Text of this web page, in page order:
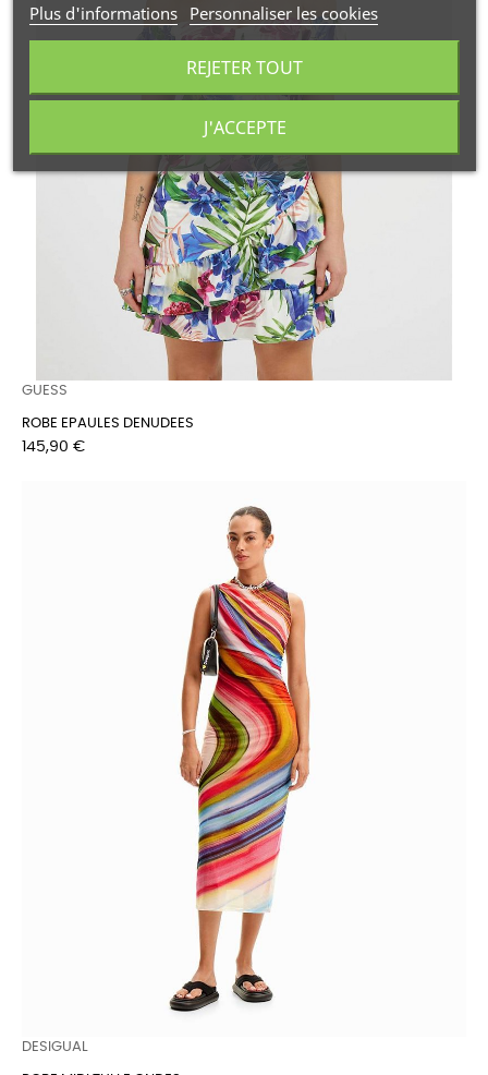
GUESS
ROBE EPAULES DENUDEES
Prix
145,90 €
DESIGUAL
Plus d'informations Personnaliser les cookies
REJETER TOUT
J'ACCEPTE